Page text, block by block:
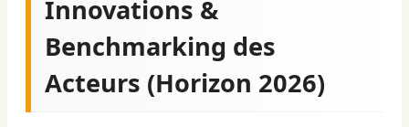
Innovations &
Benchmarking des
Acteurs (Horizon 2026)